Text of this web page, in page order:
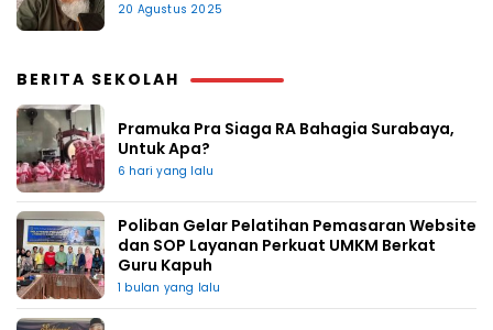
20 Agustus 2025
BERITA SEKOLAH
Pramuka Pra Siaga RA Bahagia Surabaya,
Untuk Apa?
6 hari yang lalu
Poliban Gelar Pelatihan Pemasaran Website
dan SOP Layanan Perkuat UMKM Berkat
Guru Kapuh
1 bulan yang lalu